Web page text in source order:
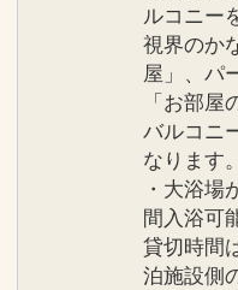
ルコニー
視界のか
屋」、パ
「お部
バルコニ
なります。
・大浴場
間入浴可
貸切時間
泊施設側